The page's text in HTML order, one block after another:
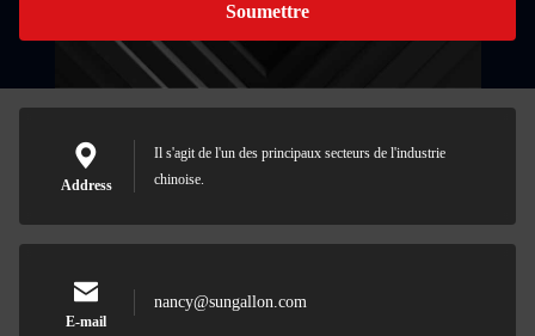
Soumettre
Address
Il s'agit de l'un des principaux secteurs de l'industrie
chinoise.
E-mail
nancy@sungallon.com